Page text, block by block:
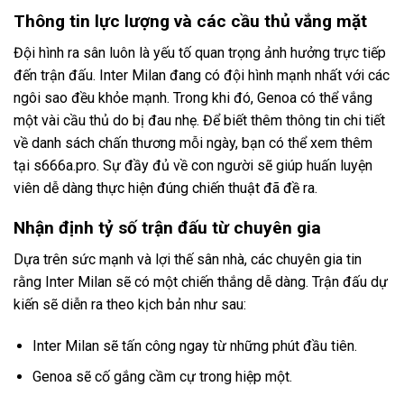
Thông tin lực lượng và các cầu thủ vắng mặt
Đội hình ra sân luôn là yếu tố quan trọng ảnh hưởng trực tiếp
đến trận đấu. Inter Milan đang có đội hình mạnh nhất với các
ngôi sao đều khỏe mạnh. Trong khi đó, Genoa có thể vắng
một vài cầu thủ do bị đau nhẹ. Để biết thêm thông tin chi tiết
về danh sách chấn thương mỗi ngày, bạn có thể xem thêm
tại s666a.pro. Sự đầy đủ về con người sẽ giúp huấn luyện
viên dễ dàng thực hiện đúng chiến thuật đã đề ra.
Nhận định tỷ số trận đấu từ chuyên gia
Dựa trên sức mạnh và lợi thế sân nhà, các chuyên gia tin
rằng Inter Milan sẽ có một chiến thắng dễ dàng. Trận đấu dự
kiến sẽ diễn ra theo kịch bản như sau:
Inter Milan sẽ tấn công ngay từ những phút đầu tiên.
Genoa sẽ cố gắng cầm cự trong hiệp một.